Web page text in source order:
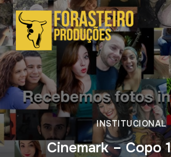
INSTITUCIONAL
Cinemark – Copo